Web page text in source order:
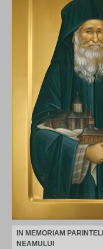
IN MEMORIAM
NEAMULUI